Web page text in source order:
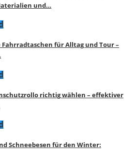
und…
für Alltag und Tour –
richtig wählen – effektiver
Schneebesen für den Winter: